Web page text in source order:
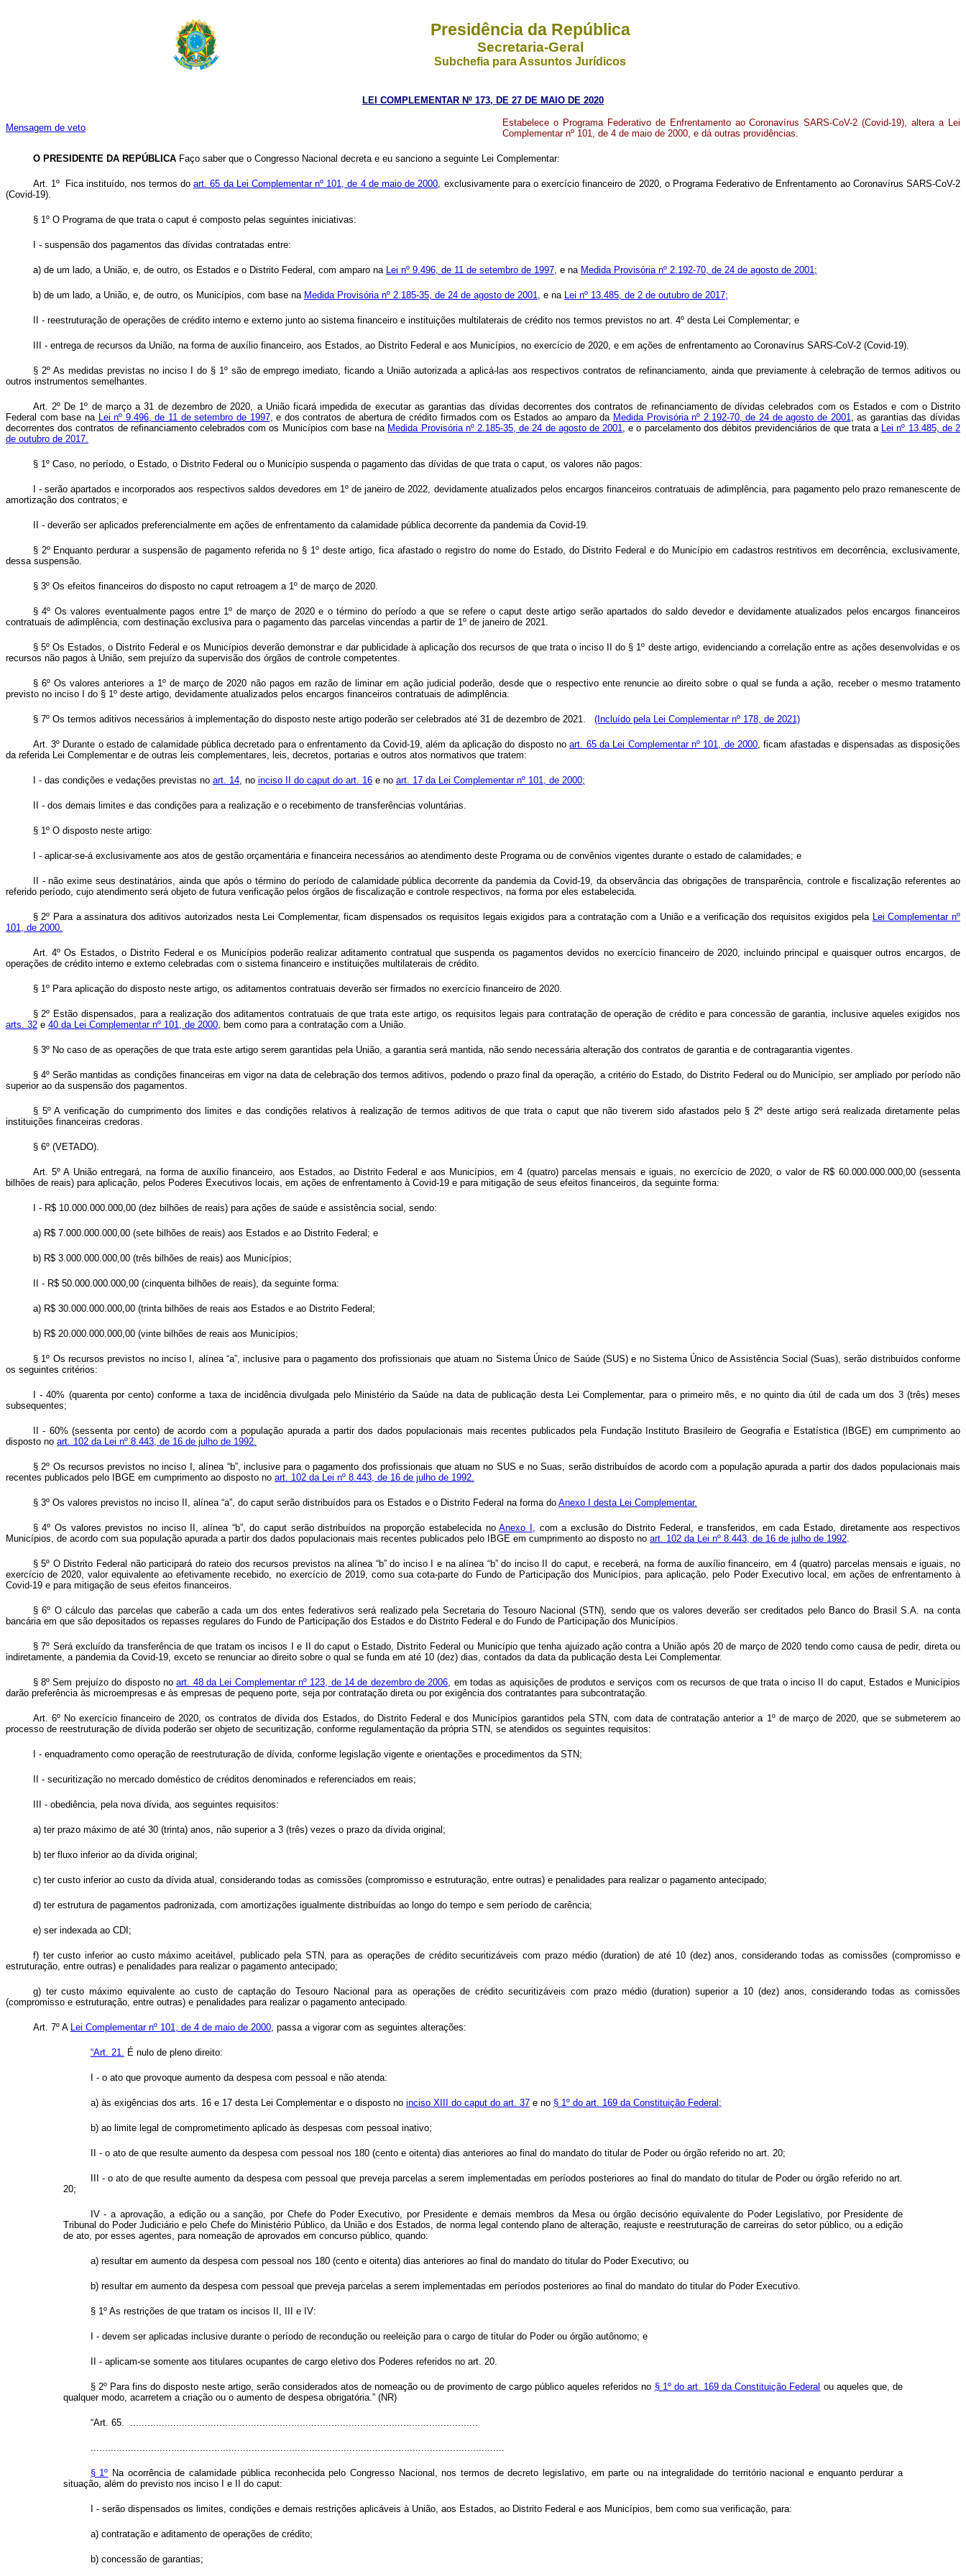
Presidência da República
Secretaria-Geral
Subchefia para Assuntos Jurídicos
LEI COMPLEMENTAR Nº 173, DE 27 DE MAIO DE 2020
Mensagem de veto
Estabelece o Programa Federativo de Enfrentamento ao Coronavírus SARS-CoV-2 (Covid-19), altera a Lei
Complementar nº 101, de 4 de maio de 2000, e dá outras providências.
O PRESIDENTE DA REPÚBLICAFaço saber que o Congresso Nacional decreta e eu sanciono a seguinte Lei Complementar:
Art. 1º Fica instituído, nos termos doart. 65 da Lei Complementar nº 101, de 4 de maio de 2000, exclusivamente para o exercício financeiro de 2020, o Programa Federativo de Enfrentamento ao Coronavírus SARS-CoV-2
(Covid-19).
§ 1º O Programa de que trata o caputé composto pelas seguintes iniciativas:
I - suspensão dos pagamentos das dívidas contratadas entre:
a) de um lado, a União, e, de outro, os Estados e o Distrito Federal, com amparo na Lei nº 9.496, de 11 de setembro de 1997, e na Medida Provisória nº 2.192-70, de 24 de agosto de 2001;
b) de um lado, a União, e, de outro, os Municípios, com base na Medida Provisória nº 2.185-35, de 24 de agosto de 2001, e na Lei nº 13.485, de 2 de outubro de 2017;
II - reestruturação de operações de crédito interno e externo junto ao sistema financeiro e instituições multilaterais de crédito nos termos previstos no art. 4º desta Lei Complementar; e
III - entrega de recursos da União, na forma de auxílio financeiro, aos Estados, ao Distrito Federal e aos Municípios, no exercício de 2020, e em ações de enfrentamento ao Coronavírus SARS-CoV-2 (Covid-19).
§ 2º As medidas previstas no inciso I do § 1º são de emprego imediato, ficando a União autorizada a aplicá-las aos respectivos contratos de refinanciamento, ainda que previamente à celebração de termos aditivos ou
outros instrumentos semelhantes.
Art. 2º De 1º de março a 31 de dezembro de 2020, a União ficará impedida de executar as garantias das dívidas decorrentes dos contratos de refinanciamento de dívidas celebrados com os Estados e com o Distrito
Federal com base na Lei nº 9.496, de 11 de setembro de 1997, e dos contratos de abertura de crédito firmados com os Estados ao amparo da Medida Provisória nº 2.192-70, de 24 de agosto de 2001, as garantias das dívidas
decorrentes dos contratos de refinanciamento celebrados com os Municípios com base na Medida Provisória nº 2.185-35, de 24 de agosto de 2001, e o parcelamento dos débitos previdenciários de que trata a Lei nº 13.485, de 2
de outubro de 2017.
§ 1º Caso, no período, o Estado, o Distrito Federal ou o Município suspenda o pagamento das dívidas de que trata o caput, os valores não pagos:
I - serão apartados e incorporados aos respectivos saldos devedores em 1º de janeiro de 2022, devidamente atualizados pelos encargos financeiros contratuais de adimplência, para pagamento pelo prazo remanescente de
amortização dos contratos; e
II - deverão ser aplicados preferencialmente em ações de enfrentamento da calamidade pública decorrente da pandemia da Covid-19.
§ 2º Enquanto perdurar a suspensão de pagamento referida no § 1º deste artigo, fica afastado o registro do nome do Estado, do Distrito Federal e do Município em cadastros restritivos em decorrência, exclusivamente,
dessa suspensão.
§ 3º Os efeitos financeiros do disposto no caputretroagem a 1º de março de 2020.
§ 4º Os valores eventualmente pagos entre 1º de março de 2020 e o término do período a que se refere ocaput deste artigo serão apartados do saldo devedor e devidamente atualizados pelos encargos financeiros
contratuais de adimplência, com destinação exclusiva para o pagamento das parcelas vincendas a partir de 1º de janeiro de 2021.
§ 5º Os Estados, o Distrito Federal e os Municípios deverão demonstrar e dar publicidade à aplicação dos recursos de que trata o inciso II do § 1º deste artigo, evidenciando a correlação entre as ações desenvolvidas e os
recursos não pagos à União, sem prejuízo da supervisão dos órgãos de controle competentes.
§ 6º Os valores anteriores a 1º de março de 2020 não pagos em razão de liminar em ação judicial poderão, desde que o respectivo ente renuncie ao direito sobre o qual se funda a ação, receber o mesmo tratamento
previsto no inciso I do § 1º deste artigo, devidamente atualizados pelos encargos financeiros contratuais de adimplência.
§ 7º Os termos aditivos necessários à implementação do disposto neste artigo poderão ser celebrados até 31 de dezembro de 2021. (Incluído pela Lei Complementar nº 178, de 2021)
Art. 3º Durante o estado de calamidade pública decretado para o enfrentamento da Covid-19, além da aplicação do disposto noart. 65 da Lei Complementar nº 101, de 2000, ficam afastadas e dispensadas as disposições
da referida Lei Complementar e de outras leis complementares, leis, decretos, portarias e outros atos normativos que tratem:
I - das condições e vedações previstas no art. 14, no inciso II do caput do art. 16e no art. 17 da Lei Complementar nº 101, de 2000;
II - dos demais limites e das condições para a realização e o recebimento de transferências voluntárias.
§ 1º O disposto neste artigo:
I - aplicar-se-á exclusivamente aos atos de gestão orçamentária e financeira necessários ao atendimento deste Programa ou de convênios vigentes durante o estado de calamidades; e
II - não exime seus destinatários, ainda que após o término do período de calamidade pública decorrente da pandemia da Covid-19, da observância das obrigações de transparência, controle e fiscalização referentes ao
referido período, cujo atendimento será objeto de futura verificação pelos órgãos de fiscalização e controle respectivos, na forma por eles estabelecida.
§ 2º Para a assinatura dos aditivos autorizados nesta Lei Complementar, ficam dispensados os requisitos legais exigidos para a contratação com a União e a verificação dos requisitos exigidos pela Lei Complementar nº
101, de 2000.
Art. 4º Os Estados, o Distrito Federal e os Municípios poderão realizar aditamento contratual que suspenda os pagamentos devidos no exercício financeiro de 2020, incluindo principal e quaisquer outros encargos, de
operações de crédito interno e externo celebradas com o sistema financeiro e instituições multilaterais de crédito.
§ 1º Para aplicação do disposto neste artigo, os aditamentos contratuais deverão ser firmados no exercício financeiro de 2020.
§ 2º Estão dispensados, para a realização dos aditamentos contratuais de que trata este artigo, os requisitos legais para contratação de operação de crédito e para concessão de garantia, inclusive aqueles exigidos nos
arts. 32 e 40 da Lei Complementar nº 101, de 2000, bem como para a contratação com a União.
§ 3º No caso de as operações de que trata este artigo serem garantidas pela União, a garantia será mantida, não sendo necessária alteração dos contratos de garantia e de contragarantia vigentes.
§ 4º Serão mantidas as condições financeiras em vigor na data de celebração dos termos aditivos, podendo o prazo final da operação, a critério do Estado, do Distrito Federal ou do Município, ser ampliado por período não
superior ao da suspensão dos pagamentos.
§ 5º A verificação do cumprimento dos limites e das condições relativos à realização de termos aditivos de que trata o caputque não tiverem sido afastados pelo § 2º deste artigo será realizada diretamente pelas
instituições financeiras credoras.
§ 6º (VETADO).
Art. 5º A União entregará, na forma de auxílio financeiro, aos Estados, ao Distrito Federal e aos Municípios, em 4 (quatro) parcelas mensais e iguais, no exercício de 2020, o valor de R$ 60.000.000.000,00 (sessenta
bilhões de reais) para aplicação, pelos Poderes Executivos locais, em ações de enfrentamento à Covid-19 e para mitigação de seus efeitos financeiros, da seguinte forma:
I - R$ 10.000.000.000,00 (dez bilhões de reais) para ações de saúde e assistência social, sendo:
a) R$ 7.000.000.000,00 (sete bilhões de reais) aos Estados e ao Distrito Federal; e
b) R$ 3.000.000.000,00 (três bilhões de reais) aos Municípios;
II - R$ 50.000.000.000,00 (cinquenta bilhões de reais), da seguinte forma:
a) R$ 30.000.000.000,00 (trinta bilhões de reais aos Estados e ao Distrito Federal;
b) R$ 20.000.000.000,00 (vinte bilhões de reais aos Municípios;
§ 1º Os recursos previstos no inciso I, alínea “a”, inclusive para o pagamento dos profissionais que atuam no Sistema Único de Saúde (SUS) e no Sistema Único de Assistência Social (Suas), serão distribuídos conforme
os seguintes critérios:
I - 40% (quarenta por cento) conforme a taxa de incidência divulgada pelo Ministério da Saúde na data de publicação desta Lei Complementar, para o primeiro mês, e no quinto dia útil de cada um dos 3 (três) meses
subsequentes;
II - 60% (sessenta por cento) de acordo com a população apurada a partir dos dados populacionais mais recentes publicados pela Fundação Instituto Brasileiro de Geografia e Estatística (IBGE) em cumprimento ao
disposto no art. 102 da Lei nº 8.443, de 16 de julho de 1992.
§ 2º Os recursos previstos no inciso I, alínea “b”, inclusive para o pagamento dos profissionais que atuam no SUS e no Suas, serão distribuídos de acordo com a população apurada a partir dos dados populacionais mais
recentes publicados pelo IBGE em cumprimento ao disposto no art. 102 da Lei nº 8.443, de 16 de julho de 1992.
§ 3º Os valores previstos no inciso II, alínea “a”, do caputserão distribuídos para os Estados e o Distrito Federal na forma do Anexo I desta Lei Complementar.
§ 4º Os valores previstos no inciso II, alínea “b”, do caputserão distribuídos na proporção estabelecida noAnexo I , com a exclusão do Distrito Federal, e transferidos, em cada Estado, diretamente aos respectivos
Municípios, de acordo com sua população apurada a partir dos dados populacionais mais recentes publicados pelo IBGE em cumprimento ao disposto no art. 102 da Lei nº 8.443, de 16 de julho de 1992.
§ 5º O Distrito Federal não participará do rateio dos recursos previstos na alínea “b” do inciso I e na alínea “b” do inciso II do caput, e receberá, na forma de auxílio financeiro, em 4 (quatro) parcelas mensais e iguais, no
exercício de 2020, valor equivalente ao efetivamente recebido, no exercício de 2019, como sua cota-parte do Fundo de Participação dos Municípios, para aplicação, pelo Poder Executivo local, em ações de enfrentamento à
Covid-19 e para mitigação de seus efeitos financeiros.
§ 6º O cálculo das parcelas que caberão a cada um dos entes federativos será realizado pela Secretaria do Tesouro Nacional (STN), sendo que os valores deverão ser creditados pelo Banco do Brasil S.A. na conta
bancária em que são depositados os repasses regulares do Fundo de Participação dos Estados e do Distrito Federal e do Fundo de Participação dos Municípios.
§ 7º Será excluído da transferência de que tratam os incisos I e II docaput o Estado, Distrito Federal ou Município que tenha ajuizado ação contra a União após 20 de março de 2020 tendo como causa de pedir, direta ou
indiretamente, a pandemia da Covid-19, exceto se renunciar ao direito sobre o qual se funda em até 10 (dez) dias, contados da data da publicação desta Lei Complementar.
§ 8º Sem prejuízo do disposto noart. 48 da Lei Complementar nº 123, de 14 de dezembro de 2006, em todas as aquisições de produtos e serviços com os recursos de que trata o inciso II do caput, Estados e Municípios
darão preferência às microempresas e às empresas de pequeno porte, seja por contratação direta ou por exigência dos contratantes para subcontratação.
Art. 6º No exercício financeiro de 2020, os contratos de dívida dos Estados, do Distrito Federal e dos Municípios garantidos pela STN, com data de contratação anterior a 1º de março de 2020, que se submeterem ao
processo de reestruturação de dívida poderão ser objeto de securitização, conforme regulamentação da própria STN, se atendidos os seguintes requisitos:
I - enquadramento como operação de reestruturação de dívida, conforme legislação vigente e orientações e procedimentos da STN;
II - securitização no mercado doméstico de créditos denominados e referenciados em reais;
III - obediência, pela nova dívida, aos seguintes requisitos:
a) ter prazo máximo de até 30 (trinta) anos, não superior a 3 (três) vezes o prazo da dívida original;
b) ter fluxo inferior ao da dívida original;
c) ter custo inferior ao custo da dívida atual, considerando todas as comissões (compromisso e estruturação, entre outras) e penalidades para realizar o pagamento antecipado;
d) ter estrutura de pagamentos padronizada, com amortizações igualmente distribuídas ao longo do tempo e sem período de carência;
e) ser indexada ao CDI;
f) ter custo inferior ao custo máximo aceitável, publicado pela STN, para as operações de crédito securitizáveis com prazo médio (duration) de até 10 (dez) anos, considerando todas as comissões (compromisso e
estruturação, entre outras) e penalidades para realizar o pagamento antecipado;
g) ter custo máximo equivalente ao custo de captação do Tesouro Nacional para as operações de crédito securitizáveis com prazo médio (duration) superior a 10 (dez) anos, considerando todas as comissões
(compromisso e estruturação, entre outras) e penalidades para realizar o pagamento antecipado.
Art. 7º A Lei Complementar nº 101, de 4 de maio de 2000, passa a vigorar com as seguintes alterações:
“Art. 21. É nulo de pleno direito:
I - o ato que provoque aumento da despesa com pessoal e não atenda:
a) às exigências dos arts. 16 e 17 desta Lei Complementar e o disposto no inciso XIII do caputdo art. 37e no § 1º do art. 169 da Constituição Federal;
b) ao limite legal de comprometimento aplicado às despesas com pessoal inativo;
II - o ato de que resulte aumento da despesa com pessoal nos 180 (cento e oitenta) dias anteriores ao final do mandato do titular de Poder ou órgão referido no art. 20;
III - o ato de que resulte aumento da despesa com pessoal que preveja parcelas a serem implementadas em períodos posteriores ao final do mandato do titular de Poder ou órgão referido no art.
20;
IV - a aprovação, a edição ou a sanção, por Chefe do Poder Executivo, por Presidente e demais membros da Mesa ou órgão decisório equivalente do Poder Legislativo, por Presidente de
Tribunal do Poder Judiciário e pelo Chefe do Ministério Público, da União e dos Estados, de norma legal contendo plano de alteração, reajuste e reestruturação de carreiras do setor público, ou a edição
de ato, por esses agentes, para nomeação de aprovados em concurso público, quando:
a) resultar em aumento da despesa com pessoal nos 180 (cento e oitenta) dias anteriores ao final do mandato do titular do Poder Executivo; ou
b) resultar em aumento da despesa com pessoal que preveja parcelas a serem implementadas em períodos posteriores ao final do mandato do titular do Poder Executivo.
§ 1º As restrições de que tratam os incisos II, III e IV:
I - devem ser aplicadas inclusive durante o período de recondução ou reeleição para o cargo de titular do Poder ou órgão autônomo; e
II - aplicam-se somente aos titulares ocupantes de cargo eletivo dos Poderes referidos no art. 20.
§ 2º Para fins do disposto neste artigo, serão considerados atos de nomeação ou de provimento de cargo público aqueles referidos no § 1º do art. 169 da Constituição Federal ou aqueles que, de
qualquer modo, acarretem a criação ou o aumento de despesa obrigatória.” (NR)
“Art. 65. .........................................................................................................................
................................................................................................................................................
§ 1º Na ocorrência de calamidade pública reconhecida pelo Congresso Nacional, nos termos de decreto legislativo, em parte ou na integralidade do território nacional e enquanto perdurar a
situação, além do previsto nos inciso I e II do caput:
I - serão dispensados os limites, condições e demais restrições aplicáveis à União, aos Estados, ao Distrito Federal e aos Municípios, bem como sua verificação, para:
a) contratação e aditamento de operações de crédito;
b) concessão de garantias;